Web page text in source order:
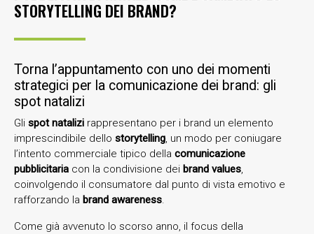
STORYTELLING DEI BRAND?
Torna l’appuntamento con uno dei momenti
strategici per la comunicazione dei brand: gli
spot natalizi
Gli spot natalizi rappresentano per i brand un elemento
imprescindibile dello storytelling, un modo per coniugare
l’intento commerciale tipico della comunicazione
pubblicitaria con la condivisione dei brand values,
coinvolgendo il consumatore dal punto di vista emotivo e
rafforzando la brand awareness.
Come già avvenuto lo scorso anno, il focus della